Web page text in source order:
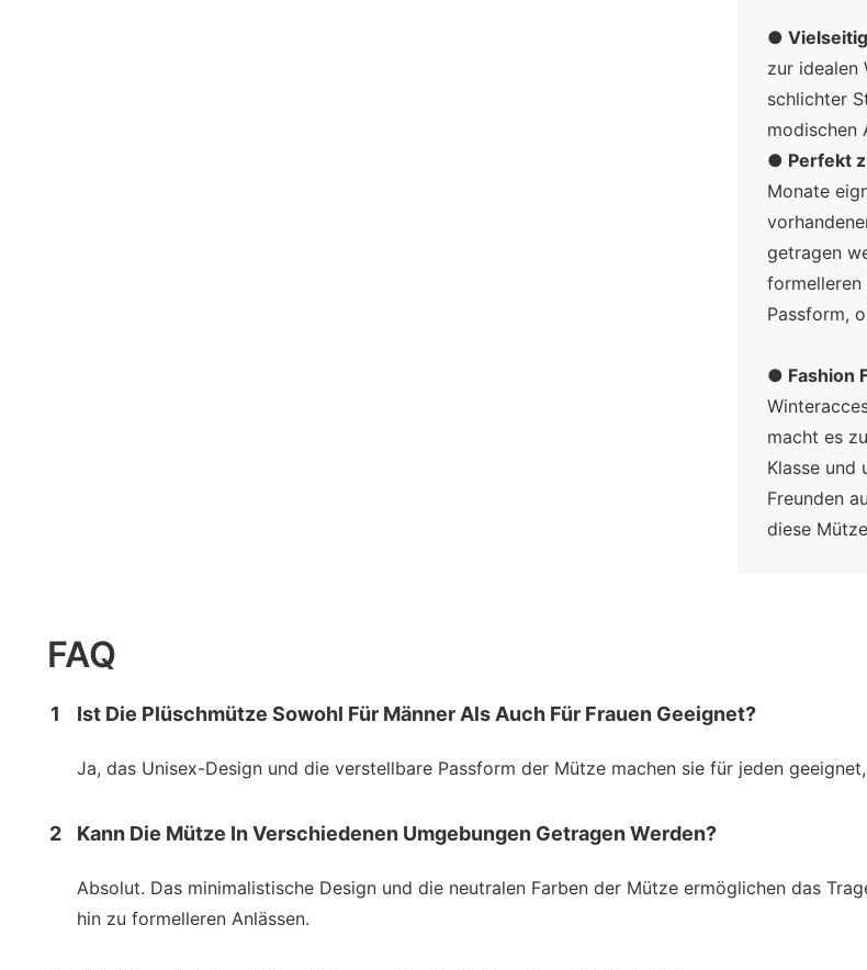
●
zur idealen
schlichter
modischen
● Perfekt
Monate
getragen
Passform,
● Fashion
macht es
Klasse und
Freunden
diese
FAQ
1 Ist Die Plüschmütze Sowohl Für Männer Als Auch Für Frauen Geeignet?
Ja, das Unisex-Design und die verstellbare Passform der Mütze machen sie für jeden
2 Kann Die Mütze In Verschiedenen Umgebungen Getragen Werden?
Absolut. Das minimalistische Design und die neutralen Farben der Mütze ermöglichen das
hin zu formelleren Anlässen.